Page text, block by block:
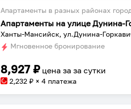
Апартаменты в разных районах
Апартаменты на улице Дунина-
Ханты-Мансийск, ул.Дунина-
Мгновенное бронирование
8,927 ₽ цена заза сутки
2,232 ₽ × 4 платежа